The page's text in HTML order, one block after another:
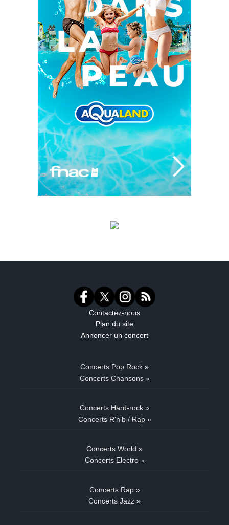
Contactez-nous
Plan du site
Annoncer un concert
Concerts Pop Rock »
Concerts Chansons »
Concerts Hard-rock »
Concerts R'n'b / Rap »
Concerts World »
Concerts Electro »
Concerts Rap »
Concerts Jazz »